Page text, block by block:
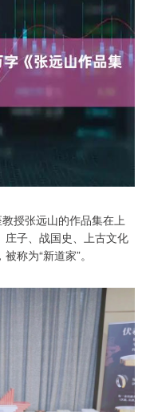
授张远山的作品集在上
庄子、战国史、上古文化
称为“新道家”。